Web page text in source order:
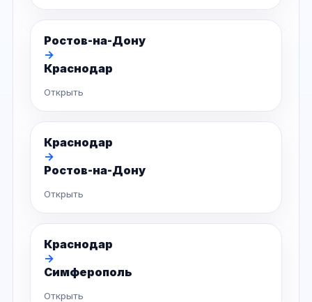
Ростов-на-Дону
→
Краснодар
Открыть
Краснодар
→
Ростов-на-Дону
Открыть
Краснодар
→
Симферополь
Открыть